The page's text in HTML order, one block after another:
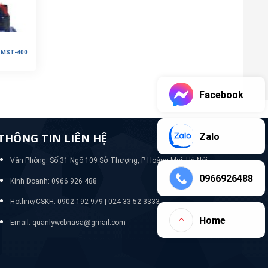
MST-400
TIN LIÊN HỆ
Văn Phòng: Số 31 Ngõ 109 Sở Thượng, P Hoàng Mai, Hà Nội
Kinh Doanh: 0966 926 488
Hotline/CSKH: 0902 192 979 | 024 33 52 3333
Email: quanlywebnasa@gmail.com
Facebook
Zalo
0966926488
Home